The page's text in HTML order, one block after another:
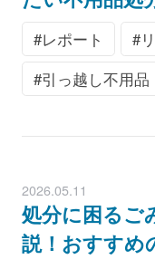
レポート
引っ越し不用品
2026.05.11
処分に困るご
説！おすすめ